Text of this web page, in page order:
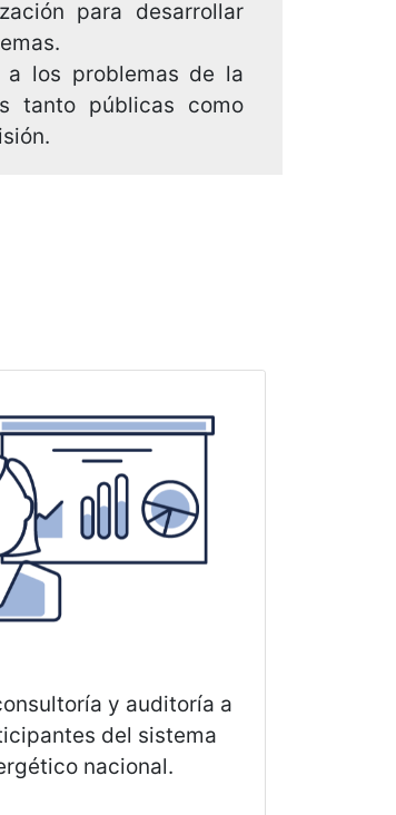
cómputo
para desarrollar
a los problemas de la
tanto públicas como
y auditoría a
del sistema